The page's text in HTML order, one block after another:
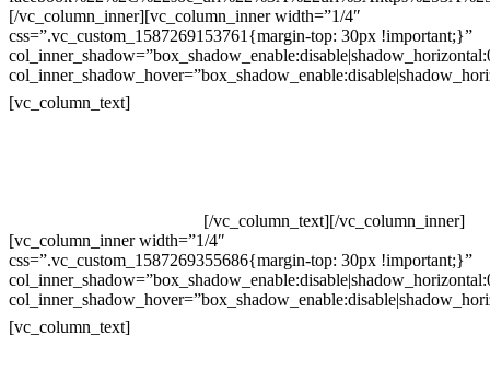
[/vc_column_inner][vc_column_inner width=”1/4″
css=”.vc_custom_1587269153761{margin-top: 30px !important;}”
[vc_column_text]
[/vc_column_text][/vc_column_inner]
[vc_column_inner width=”1/4″
css=”.vc_custom_1587269355686{margin-top: 30px !important;}”
[vc_column_text]